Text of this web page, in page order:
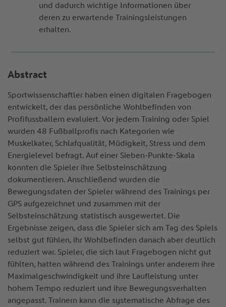
und dadurch wichtige Informationen über
deren zu erwartende Trainingsleistungen
erhalten.
Abstract
Sportwissenschaftler haben einen digitalen Fragebogen
entwickelt, der das persönliche Wohlbefinden von
Profifussballern evaluiert. Vor jedem Training oder Spiel
wurden 48 Fußballprofis nach Kategorien wie
Muskelkater, Schlafqualität, Müdigkeit, Stress und dem
Energielevel befragt. Auf einer Sieben-Punkte-Skala
konnten die Spieler ihre Selbsteinschätzung
dokumentieren. Anschließend wurden die
Bewegungsdaten der Spieler während des Trainings per
GPS aufgezeichnet und zusammen mit der
Selbsteinschätzung statistisch ausgewertet. Die
Ergebnisse zeigen, dass die Spieler sich am Tag des Spiels
selbst gut fühlen, ihr Wohlbefinden danach aber deutlich
reduziert war. Spieler, die sich laut Fragebogen nicht gut
fühlten, hatten während des Trainings unter anderem ihre
Maximalgeschwindigkeit und ihre Laufleistung unter
hohem Tempo reduziert und ihre Bewegungsverhalten
angepasst. Trainern kann die systematische Abfrage des